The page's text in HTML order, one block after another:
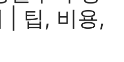
| 팁, 비용,